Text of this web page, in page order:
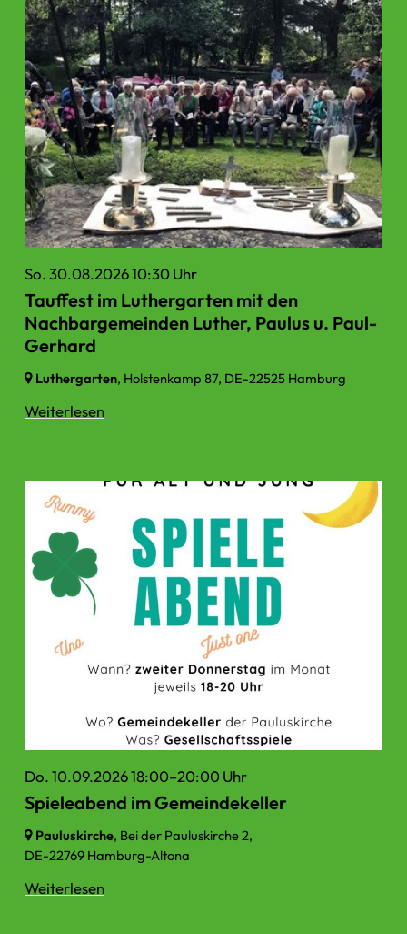
So. 30.08.2026 10:30 Uhr
Tauffest im Luthergarten mit den
Nachbargemeinden Luther, Paulus u. Paul-
Gerhard
Luthergarten, Holstenkamp 87, DE-22525 Hamburg
Weiterlesen
Do. 10.09.2026 18:00–20:00 Uhr
Spieleabend im Gemeindekeller
Pauluskirche, Bei der Pauluskirche 2,
DE-22769 Hamburg-Altona
Weiterlesen